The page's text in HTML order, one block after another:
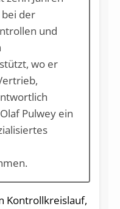
bei der
und
wo er
Pulwey ein
Kontrollkreislauf,